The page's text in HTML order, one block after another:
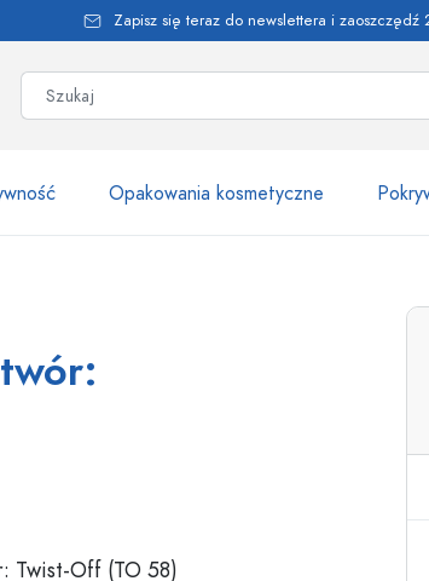
Zapisz się teraz do newslettera i zaoszczędź
Opakowania kosmetyczne
Butelki Estal